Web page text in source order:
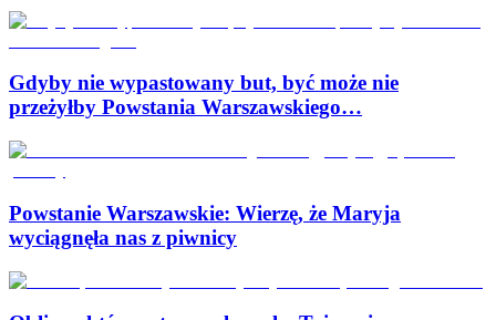
Gdyby nie wypastowany but, być może nie
przeżyłby Powstania Warszawskiego…
Powstanie Warszawskie: Wierzę, że Maryja
wyciągnęła nas z piwnicy